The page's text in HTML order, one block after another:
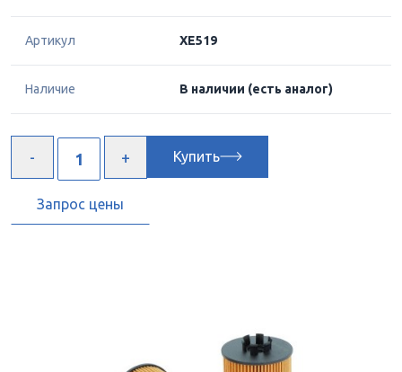
Артикул XE519
Наличие В наличии (есть аналог)
Купить
Запрос цены